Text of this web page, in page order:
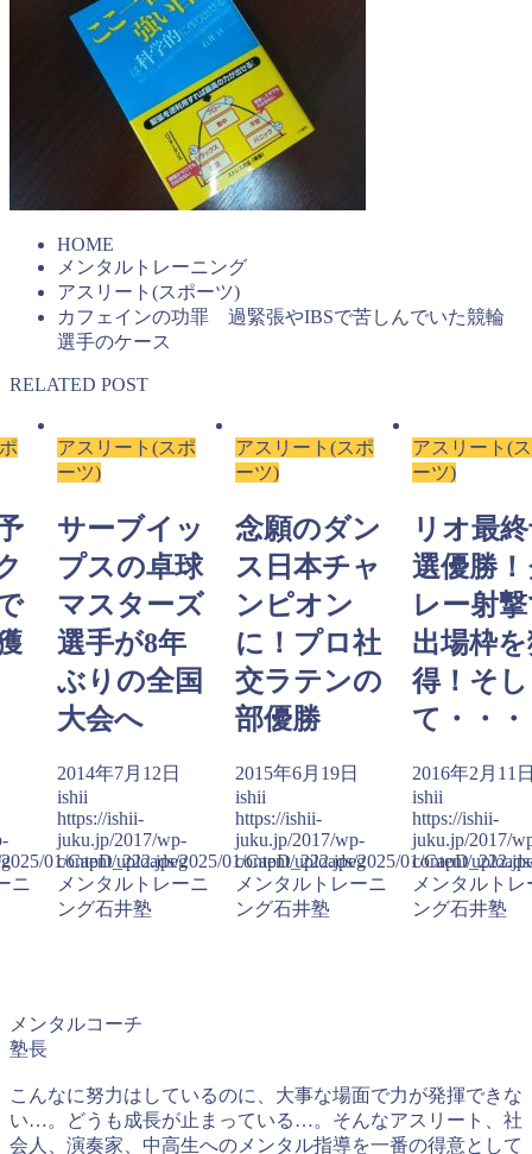
HOME
メンタルトレーニング
アスリート(スポーツ)
カフェインの功罪 過緊張やIBSで苦しんでいた競輪
選手のケース
RELATED POST
01/CapD_222.jpeg
ニ
アスリート(スポ
ーツ)
サーブイッ
プスの卓球
マスターズ
選手が8年
ぶりの全国
大会へ
2014年7月12日
ishii
https://ishii-
juku.jp/2017/wp-
content/uploads/2025/01/CapD_222.jpeg
メンタルトレーニ
ング石井塾
アスリート(スポ
ーツ)
念願のダン
ス日本チャ
ンピオン
に！プロ社
交ラテンの
部優勝
2015年6月19日
ishii
https://ishii-
juku.jp/2017/wp-
content/uploads/2025/01/
メンタルトレーニ
ング石井塾
アスリート(
ーツ)
リオ最
選優勝
レー射
出場枠
得！そし
て・・・
2016年2月11
ishii
https://ishii-
juku.jp/2017/
content/
メンタルトレ
ング石井塾
メンタルコーチ
塾長
こんなに努力はしているのに、大事な場面で力が発揮できな
い…。どうも成長が止まっている…。そんなアスリート、社
会人、演奏家、中高生へのメンタル指導を一番の得意として